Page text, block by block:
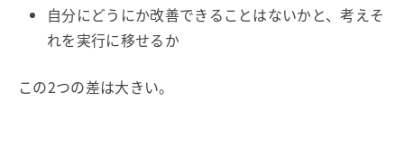
自分にどうにか改善できることはないかと、考えそ
れを実行に移せるか
この2つの差は大きい。